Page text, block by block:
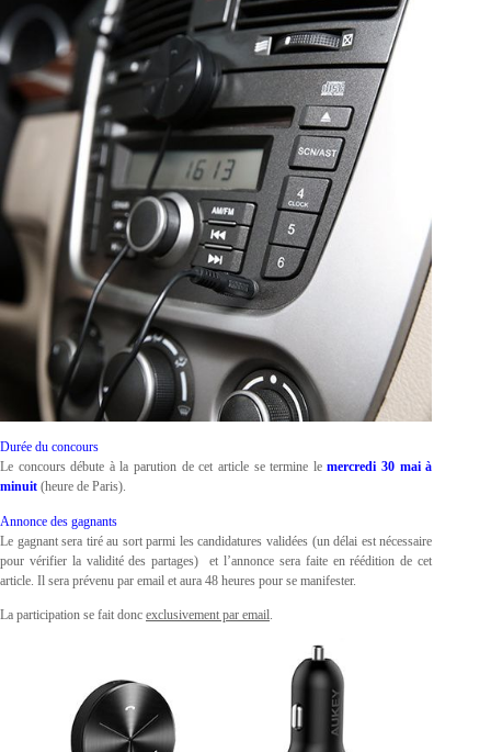
Durée du concours
Le concours débute à la parution de cet article se termine lemercredi 30 mai à
minuit (heure de Paris).
Annonce des gagnants
Le gagnant sera tiré au sort parmi les candidatures validées (un délai est nécessaire
pour vérifier la validité des partages) et l’annonce sera faite en réédition de cet
article. Il sera prévenu par email et aura 48 heures pour se manifester.
La participation se fait donc exclusivement par email.